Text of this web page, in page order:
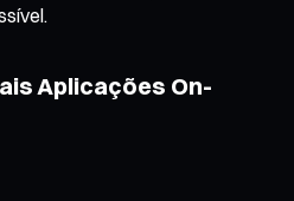
Aplicações On-